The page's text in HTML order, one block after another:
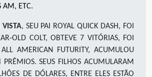
AM, ETC.
, SEU PAI ROYAL QUICK DASH, FOI
OLD COLT, OBTEVE 7 VITÓRIAS, FOI
AMERICAN FUTURITY, ACUMULOU
SEUS FILHOS ACUMULARAM
DE DÓLARES, ENTRE ELES ESTÃO